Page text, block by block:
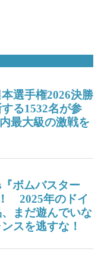
選手権2026決勝
る1532名が参
最大級の激戦を
『ボムバスター
2025年のドイ
まだ遊んでいな
スを逃すな！